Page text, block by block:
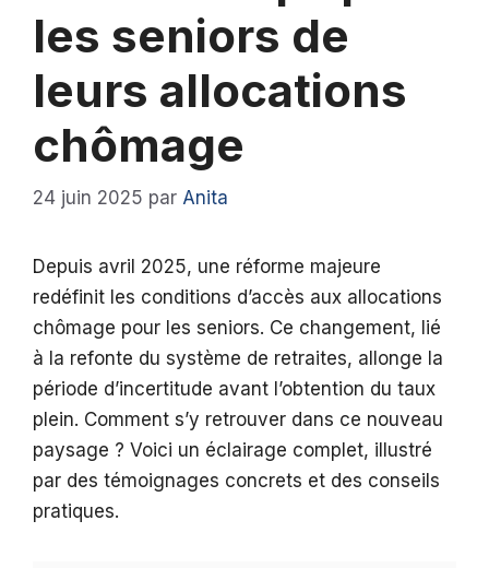
les seniors de
leurs allocations
chômage
24 juin 2025 par Anita
Depuis avril 2025, une réforme majeure
redéfinit les conditions d’accès aux allocations
chômage pour les seniors. Ce changement, lié
à la refonte du système de retraites, allonge la
période d’incertitude avant l’obtention du taux
plein. Comment s’y retrouver dans ce nouveau
paysage ? Voici un éclairage complet, illustré
par des témoignages concrets et des conseils
pratiques.